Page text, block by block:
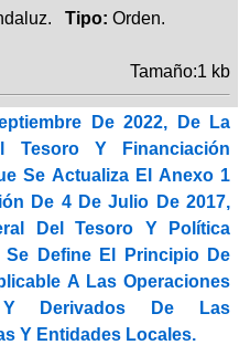
Tipo: Orden.
Tamaño:1 kb
De 2022, De La
Tesoro Y Financiación
Se Actualiza El Anexo 1
De 4 De Julio De 2017,
Del Tesoro Y Política
Se Define El Principio De
A Las Operaciones
Y Derivados De Las
Y Entidades Locales.